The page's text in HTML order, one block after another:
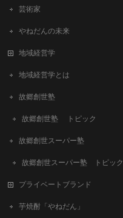
芸術家
やねだんの未来
地域経営学
地域経営学とは
故郷創世塾
故郷創世塾 トピック
故郷創世スーパー塾
故郷創世スーパー塾 トピック
プライベートブランド
芋焼酎「やねだん」